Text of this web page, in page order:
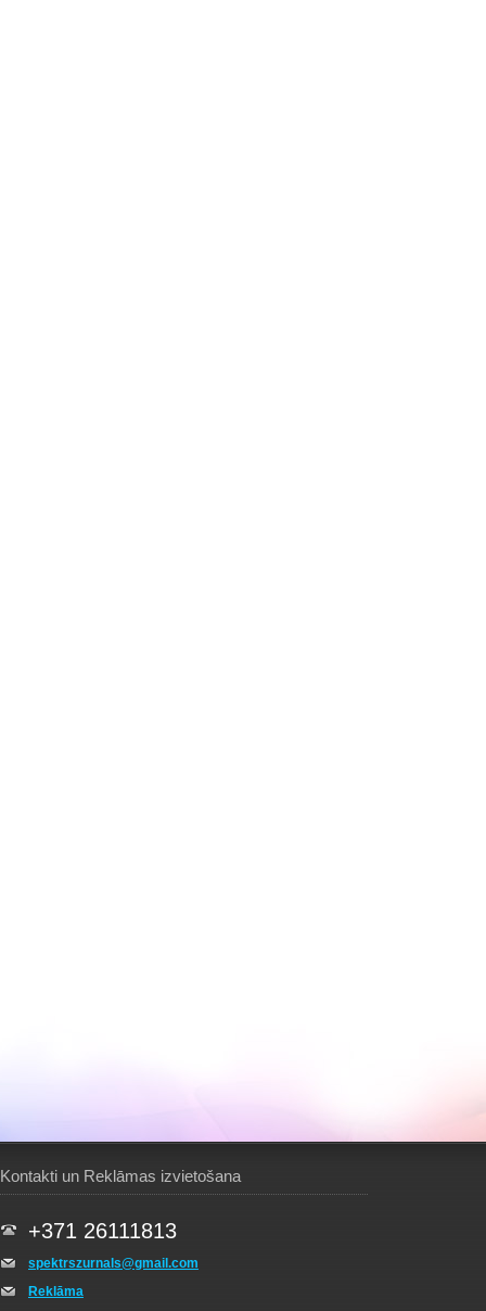
Kontakti un Reklāmas izvietošana
+371 26111813
spektrszurnals@gmail.com
Reklāma